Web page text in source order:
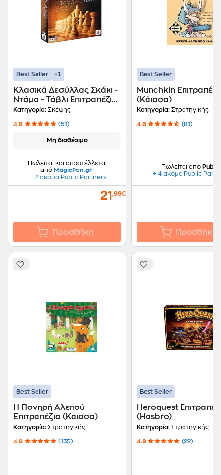
Best Seller +1
Κλασικά Δεσύλλας Σκάκι -
Ντάμα - Τάβλι Επιτραπέζιο
(Desyllas Games)
Κατηγορία: Σκέψης
4.8 (51)
Μη διαθέσιμο
Πωλείται και αποστέλλεται
από MagicPen.gr
+ 2 ακόμα Public Partners
21 ,99€
Προσθήκη
Best Seller
Munchkin
(Κάισσα)
Κατηγορία: Στρατηγικής
4.6 (81)
Πωλείται από Public
+ 4 ακόμα Public
Προσθήκη
Best Seller
Η Πονηρή Αλεπού
Επιτραπέζιο (Κάισσα)
Κατηγορία: Στρατηγικής
4.9 (135)
Best Seller
Heroquest
(Hasbro)
Κατηγορία: Στρατηγικής
4.9 (22)